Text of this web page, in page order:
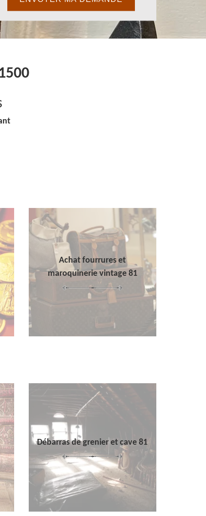
Achat fourrures et
maroquinerie vintage 81
Débarras de grenier et cave 81